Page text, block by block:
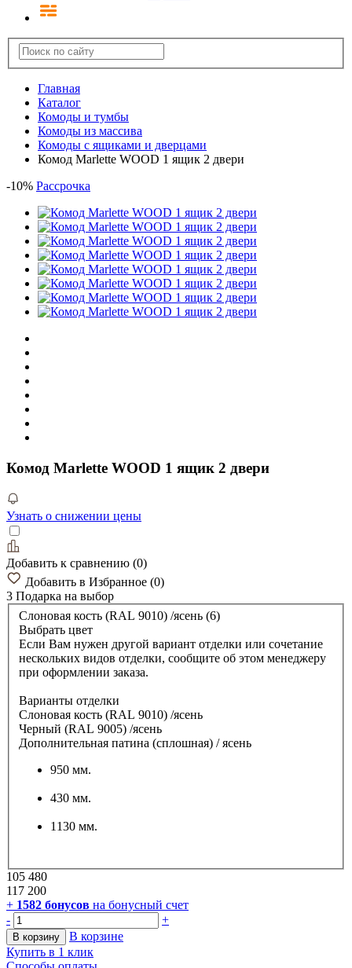
Главная
Каталог
Комоды и тумбы
Комоды из массива
Комоды с ящиками и дверцами
Комод Marlette WOOD 1 ящик 2 двери
-10% Рассрочка
Комод Marlette WOOD 1 ящик 2 двери
Узнать о снижении цены
Добавить к сравнению (0)
Добавить в Избранное (0)
3 Подарка на выбор
Слоновая кость (RAL 9010) /ясень (6)
Выбрать цвет
Если Вам нужен другой вариант отделки или сочетание
нескольких видов отделки, сообщите об этом менеджеру
при оформлении заказа.
Варианты отделки
Слоновая кость (RAL 9010) /ясень
Черный (RAL 9005) /ясень
Дополнительная патина (сплошная) / ясень
950 мм.
430 мм.
1130 мм.
105 480
117 200
+ 1582 бонусов на бонусный счет
-
+
В корзину
В корзине
Купить в 1 клик